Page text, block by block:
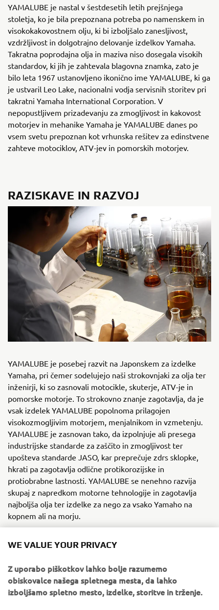
YAMALUBE je nastal v šestdesetih letih prejšnjega
stoletja, ko je bila prepoznana potreba po namenskem in
visokokakovostnem olju, ki bi izboljšalo zanesljivost,
vzdržljivost in dolgotrajno delovanje izdelkov Yamaha.
Takratna poprodajna olja in maziva niso dosegala visokih
standardov, ki jih je zahtevala blagovna znamka, zato je
bilo leta 1967 ustanovljeno ikonično ime YAMALUBE, ki ga
je ustvaril Leo Lake, nacionalni vodja servisnih storitev pri
takratni Yamaha International Corporation. V
nepopustljivem prizadevanju za zmogljivost in kakovost
motorjev in mehanike Yamaha je YAMALUBE danes po
vsem svetu prepoznan kot vrhunska rešitev za edinstvene
zahteve motociklov, ATV-jev in pomorskih motorjev.
RAZISKAVE IN RAZVOJ
YAMALUBE je posebej razvit na Japonskem za izdelke
Yamaha, pri čemer sodelujejo naši strokovnjaki za olja ter
inženirji, ki so zasnovali motocikle, skuterje, ATV-je in
pomorske motorje. To strokovno znanje zagotavlja, da je
vsak izdelek YAMALUBE popolnoma prilagojen
visokozmogljivim motorjem, menjalnikom in vzmetenju.
YAMALUBE je zasnovan tako, da izpolnjuje ali presega
industrijske standarde za zaščito in zmogljivost ter
upošteva standarde JASO, kar preprečuje zdrs sklopke,
hkrati pa zagotavlja odlične protikorozijske in
protiobrabne lastnosti. YAMALUBE se nenehno razvija
skupaj z napredkom motorne tehnologije in zagotavlja
najboljša olja ter izdelke za nego za vsako Yamaho na
kopnem ali na morju.
WE VALUE YOUR PRIVACY
Z uporabo piškotkov lahko bolje razumemo
obiskovalce našega spletnega mesta, da lahko
izboljšamo spletno mesto, izdelke, storitve in trženje.